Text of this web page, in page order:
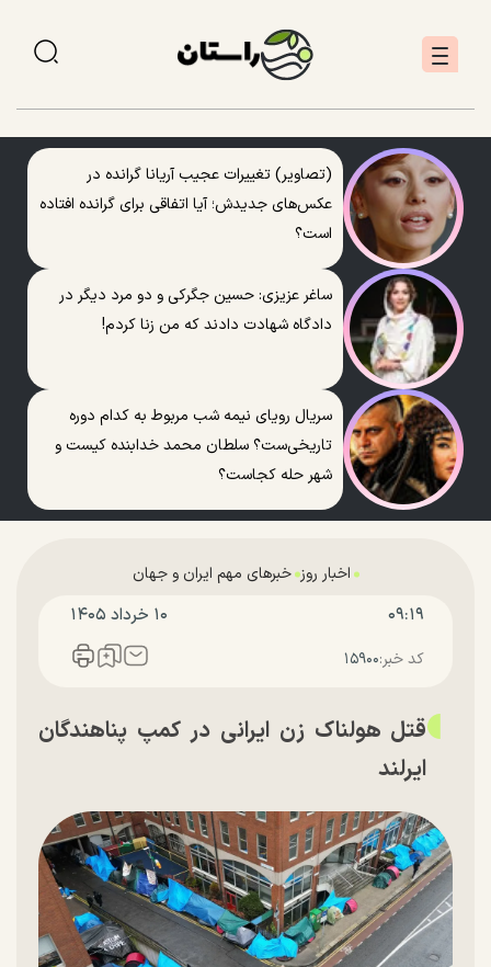
(تصاویر) تغییرات عجیب آریانا گرانده در
عکس‌های جدیدش؛ آیا اتفاقی برای گرانده افتاده
است؟
ساغر عزیزی: حسین جگرکی و دو مرد دیگر در
دادگاه شهادت دادند که من زنا کردم!
سریال رویای نیمه شب مربوط به کدام دوره
تاریخی‌ست؟ سلطان محمد خدابنده کیست و
شهر حله کجاست؟
اخبار روز خبرهای مهم ایران و جهان
۰۹:۱۹ ۱۰ خرداد ۱۴۰۵
کد خبر:۱۵۹۰۰
قتل هولناک زن ایرانی در کمپ پناهندگان
ایرلند